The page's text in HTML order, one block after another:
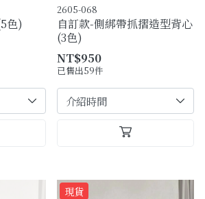
色)
2605-068
自訂款-側綁帶抓摺造型背心
(3色)
NT$950
已售出59件
現貨